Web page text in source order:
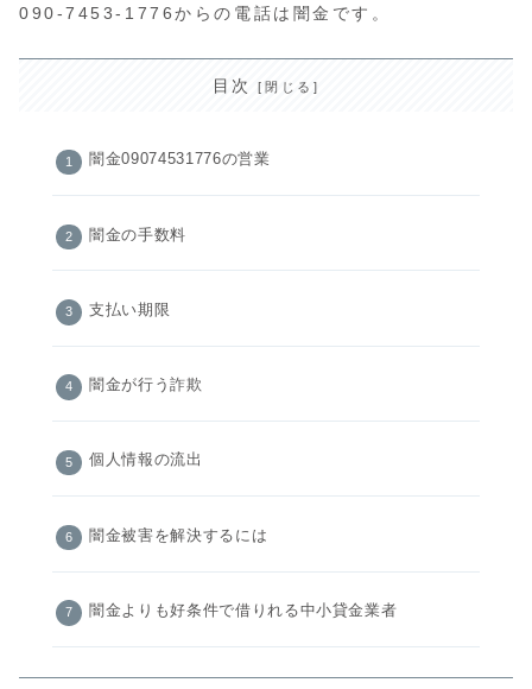
090-7453-1776からの電話は闇金です。
目次
闇金09074531776の営業
闇金の手数料
支払い期限
闇金が行う詐欺
個人情報の流出
闇金被害を解決するには
闇金よりも好条件で借りれる中小貸金業者